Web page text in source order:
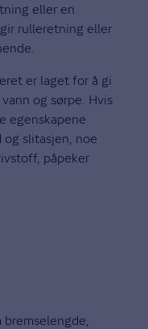
eller en
rulleretning eller
er laget for å gi
og sørpe. Hvis
egenskapene
slitasjen, noe
påpeker